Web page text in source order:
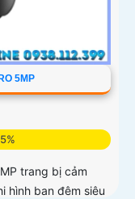
5MP
trang bị cảm
hình ban đêm siêu